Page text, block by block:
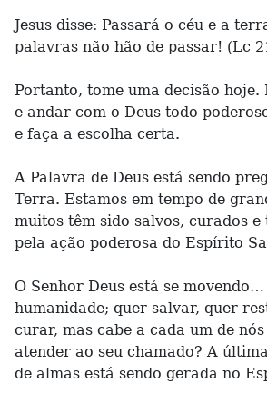
Jesus disse: Passará o céu e a
palavras não hão de passar! (Lc
Portanto, tome uma decisão hoje.
e andar com o Deus todo
e faça a escolha certa.
A Palavra de Deus está sendo
Terra. Estamos em tempo de
muitos têm sido salvos, curados
pela ação poderosa do Espírito
O Senhor Deus está se
humanidade; quer salvar, quer
curar, mas cabe a cada um de
atender ao seu chamado? A
de almas está sendo gerada no